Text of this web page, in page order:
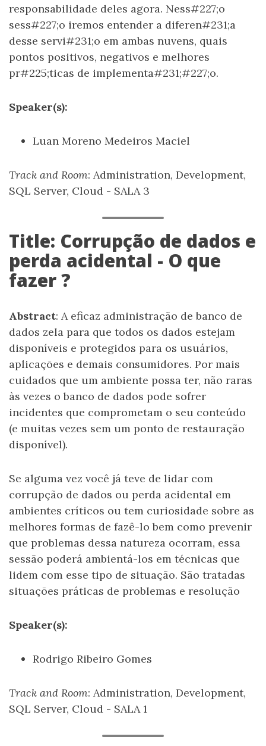
responsabilidade deles agora. Ness#227;o
sess#227;o iremos entender a diferen#231;a
desse servi#231;o em ambas nuvens, quais
pontos positivos, negativos e melhores
pr#225;ticas de implementa#231;#227;o.
Speaker(s):
Luan Moreno Medeiros Maciel
Track and Room: Administration, Development,
SQL Server, Cloud - SALA 3
Title: Corrupção de dados e
perda acidental - O que
fazer ?
Abstract: A eficaz administração de banco de
dados zela para que todos os dados estejam
disponíveis e protegidos para os usuários,
aplicações e demais consumidores. Por mais
cuidados que um ambiente possa ter, não raras
às vezes o banco de dados pode sofrer
incidentes que comprometam o seu conteúdo
(e muitas vezes sem um ponto de restauração
disponível).
Se alguma vez você já teve de lidar com
corrupção de dados ou perda acidental em
ambientes críticos ou tem curiosidade sobre as
melhores formas de fazê-lo bem como prevenir
que problemas dessa natureza ocorram, essa
sessão poderá ambientá-los em técnicas que
lidem com esse tipo de situação. São tratadas
situações práticas de problemas e resolução
Speaker(s):
Rodrigo Ribeiro Gomes
Track and Room: Administration, Development,
SQL Server, Cloud - SALA 1